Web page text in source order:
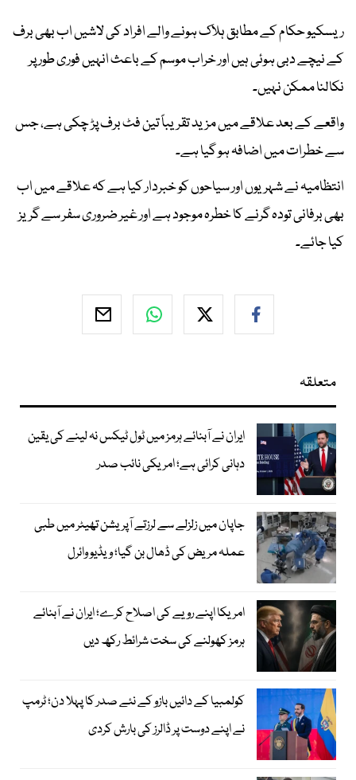
ریسکیو حکام کے مطابق ہلاک ہونے والے افراد کی لاشیں اب بھی برف
کے نیچے دبی ہوئی ہیں اور خراب موسم کے باعث انہیں فوری طور پر
نکالنا ممکن نہیں۔
واقعے کے بعد علاقے میں مزید تقریباً تین فٹ برف پڑ چکی ہے، جس
سے خطرات میں اضافہ ہو گیا ہے۔
انتظامیہ نے شہریوں اور سیاحوں کو خبردار کیا ہے کہ علاقے میں اب
بھی برفانی تودہ گرنے کا خطرہ موجود ہے اور غیر ضروری سفر سے گریز
کیا جائے۔
متعلقہ
ایران نے آبنائے ہرمز میں ٹول ٹیکس نہ لینے کی یقین
دہانی کرائی ہے؛ امریکی نائب صدر
جاپان میں زلزلے سے لرزتے آپریشن تھیٹر میں طبی
عملہ مریض کی ڈھال بن گیا؛ ویڈیو وائرل
امریکا اپنے رویے کی اصلاح کرے؛ ایران نے آبنائے
ہرمز کھولنے کی سخت شرائط رکھ دیں
کولمبیا کے دائیں بازو کے نئے صدر کا پہلا دن؛ ٹرمپ
نے اپنے دوست پر ڈالرز کی بارش کردی